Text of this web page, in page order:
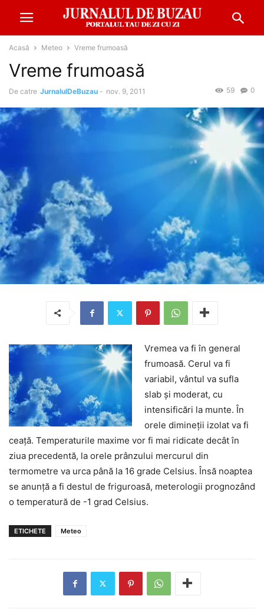
Acasă Meteo Vreme frumoasă
Vreme frumoasă
De catre JurnalulDeBuzau - nov. 9, 2011 0
59
Vremea va fi în general
frumoasă. Cerul va fi
variabil, vântul va sufla
slab şi moderat, cu
intensificări la munte. În
orele dimineţii izolat va fi
ceaţă. Temperaturile maxime vor fi mai ridicate decât în
ziua precedentă, la orele prânzului mercurul din
termometre va urca până la 16 grade Celsius. Însă noaptea
se anunţă a fi destul de friguroasă, meterologii prognozând
o temperatură de -1 grad Celsius.
ETICHETE Meteo